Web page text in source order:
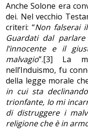
Anche Solone era
dei. Nel vecchio
criteri: “Non falserai
Guardati dal
l’innocente e il
malvagio”.[3] La
nell’Induismo, fu
della legge morale
in cui sta
trionfante, Io mi
di distruggere i
religione che è in